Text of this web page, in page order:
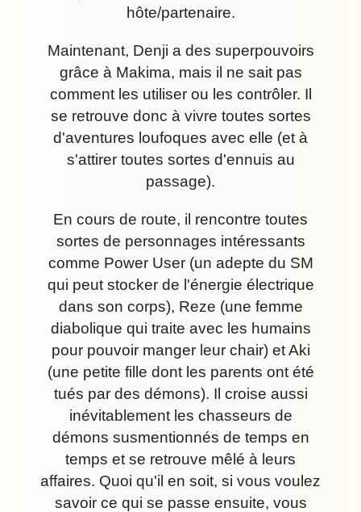
hôte/partenaire.
Maintenant, Denji a des superpouvoirs
grâce à Makima, mais il ne sait pas
comment les utiliser ou les contrôler. Il
se retrouve donc à vivre toutes sortes
d'aventures loufoques avec elle (et à
s'attirer toutes sortes d'ennuis au
passage).
En cours de route, il rencontre toutes
sortes de personnages intéressants
comme Power User (un adepte du SM
qui peut stocker de l'énergie électrique
dans son corps), Reze (une femme
diabolique qui traite avec les humains
pour pouvoir manger leur chair) et Aki
(une petite fille dont les parents ont été
tués par des démons). Il croise aussi
inévitablement les chasseurs de
démons susmentionnés de temps en
temps et se retrouve mêlé à leurs
affaires. Quoi qu'il en soit, si vous voulez
savoir ce qui se passe ensuite, vous